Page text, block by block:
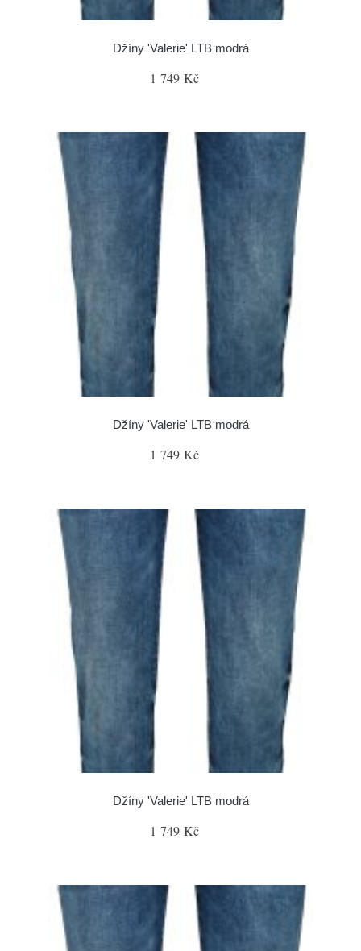
Džíny 'Valerie' LTB modrá
1 749 Kč
Džíny 'Valerie' LTB modrá
1 749 Kč
Džíny 'Valerie' LTB modrá
1 749 Kč